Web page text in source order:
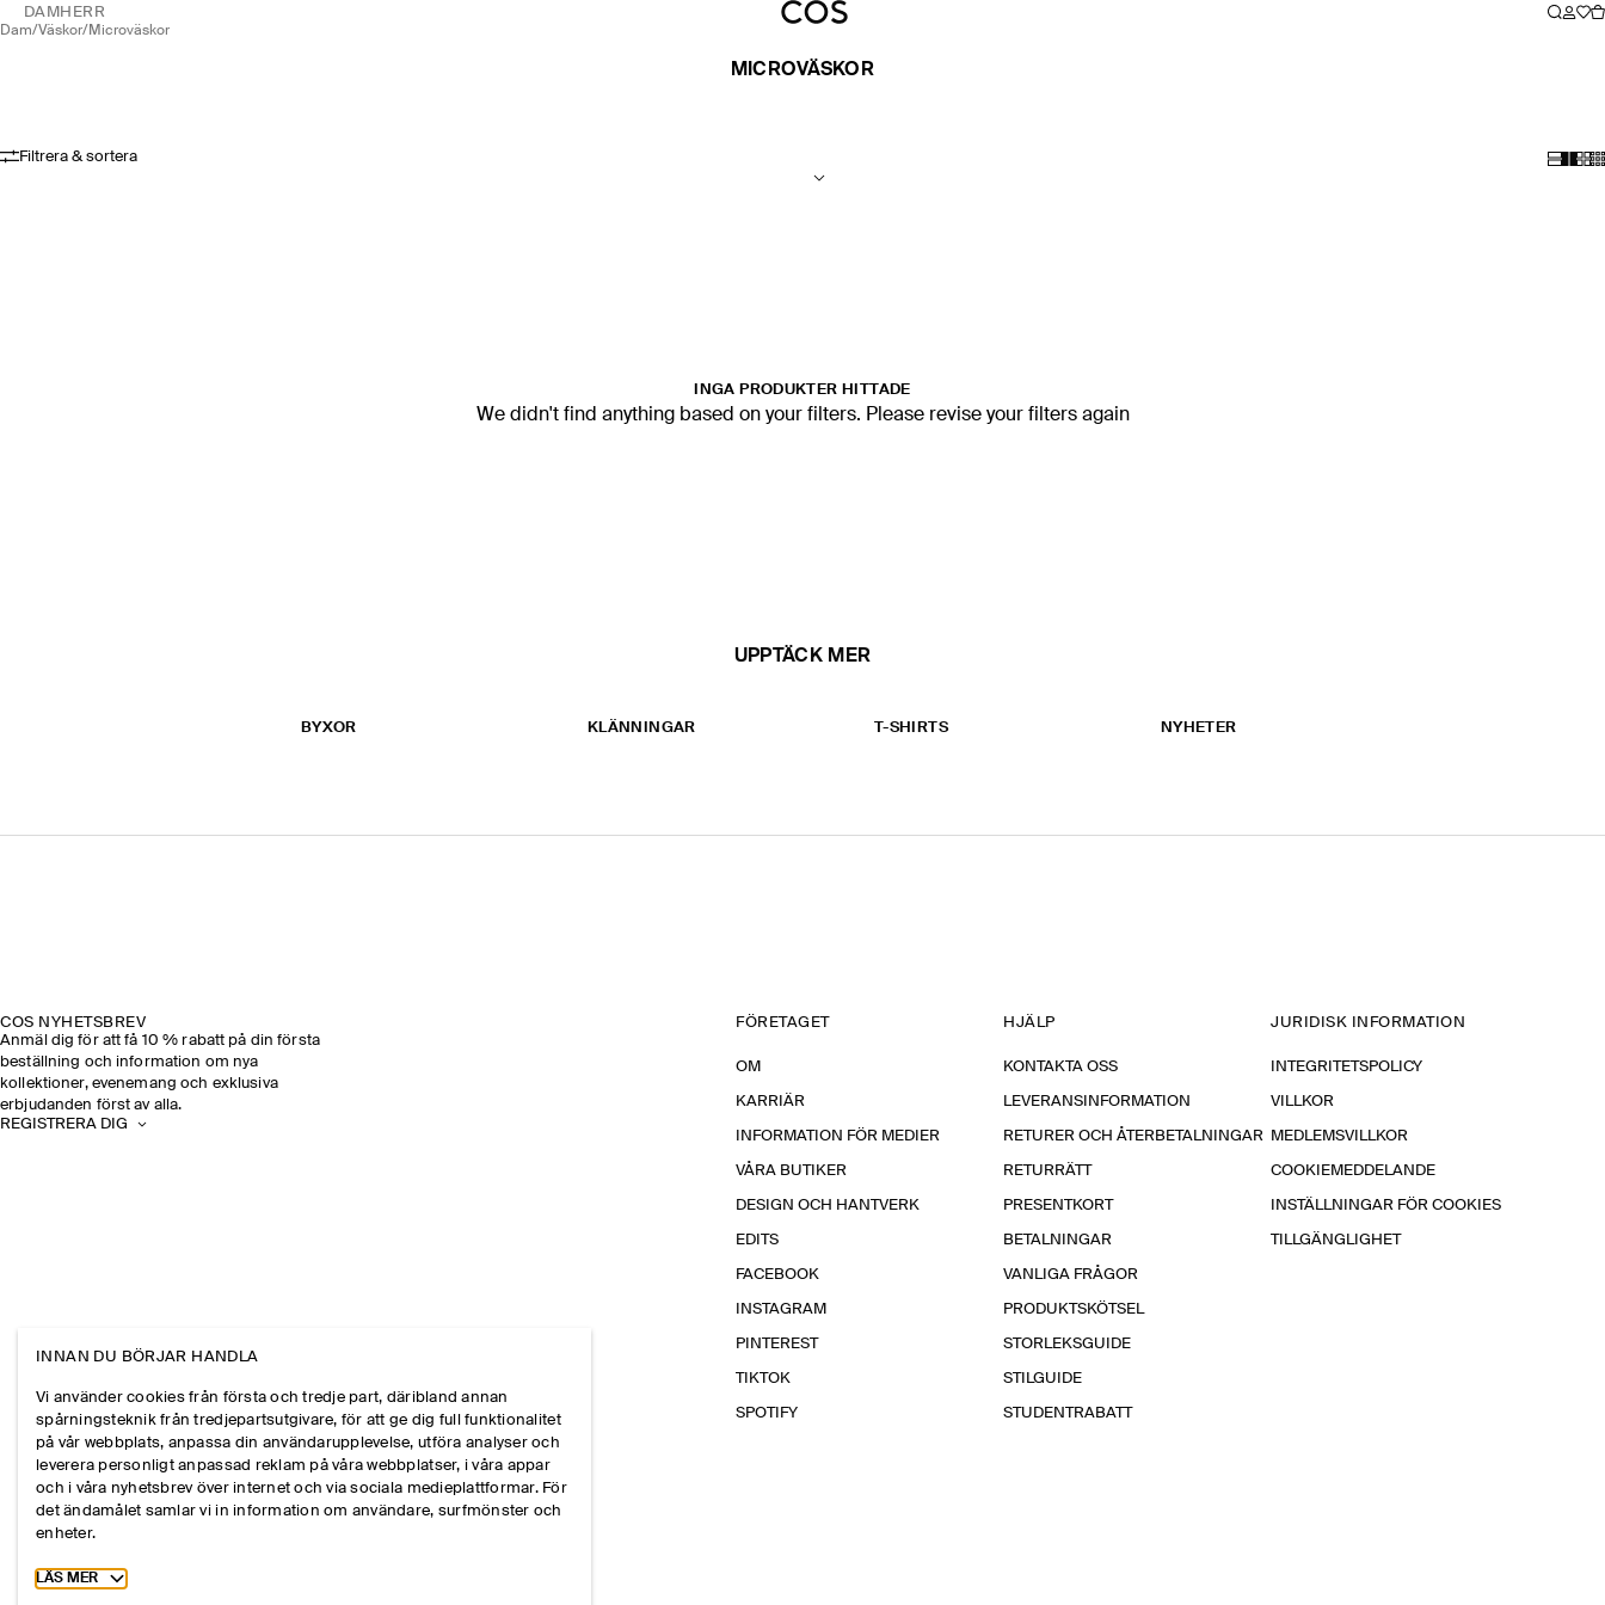
DAM HERR
dam/ väskor/ microväskor
MICROVÄSKOR
Filtrera & sortera
INGA PRODUKTER HITTADE
We didn't find anything based on your filters. Please revise your filters again
UPPTÄCK MER
BYXOR KLÄNNINGAR T-SHIRTS NYHETER
COS NYHETSBREV
Anmäl dig för att få 10 % rabatt på din första
beställning och information om nya
kollektioner, evenemang och exklusiva
erbjudanden först av alla.
REGISTRERA DIG
FÖRETAGET
OM
KARRIÄR
INFORMATION FÖR MEDIER
VÅRA BUTIKER
DESIGN OCH HANTVERK
EDITS
FACEBOOK
INSTAGRAM
PINTEREST
TIKTOK
SPOTIFY
HJÄLP
KONTAKTA OSS
LEVERANSINFORMATION
RETURER OCH ÅTERBETALNINGAR
RETURRÄTT
PRESENTKORT
BETALNINGAR
VANLIGA FRÅGOR
PRODUKTSKÖTSEL
STORLEKSGUIDE
STILGUIDE
STUDENTRABATT
JURIDISK INFORMATION
INTEGRITETSPOLICY
VILLKOR
MEDLEMSVILLKOR
COOKIEMEDDELANDE
INSTÄLLNINGAR FÖR COOKIES
TILLGÄNGLIGHET
INNAN DU BÖRJAR HANDLA
Vi använder cookies från första och tredje part, däribland annan
spårningsteknik från tredjepartsutgivare, för att ge dig full funktionalitet
på vår webbplats, anpassa din användarupplevelse, utföra analyser och
leverera personligt anpassad reklam på våra webbplatser, i våra appar
och i våra nyhetsbrev över internet och via sociala medieplattformar. För
det ändamålet samlar vi in information om användare, surfmönster och
enheter.
Toggle more cookie information
LÄS MER